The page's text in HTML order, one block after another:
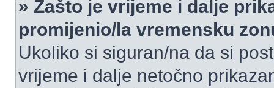
» Zašto je vrijeme i dalje
promijenio/la vremensku
Ukoliko si siguran/na da si
vrijeme i dalje netočno